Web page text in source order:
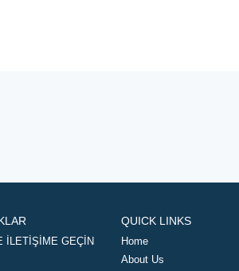
İLETİŞİME GEÇİN
QUICK LINKS
Home
About Us